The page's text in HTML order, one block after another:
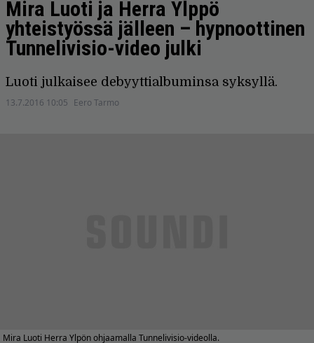
Mira Luoti ja Herra Ylppö
yhteistyössä jälleen – hypnoottinen
Tunnelivisio-video julki
Luoti julkaisee debyyttialbuminsa syksyllä.
13.7.2016 10:05 Eero Tarmo
Mira Luoti Herra Ylpön ohjaamalla Tunnelivisio-videolla.